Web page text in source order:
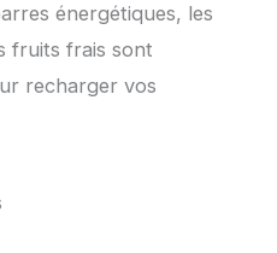
énergétiques, les
fruits frais sont
recharger vos